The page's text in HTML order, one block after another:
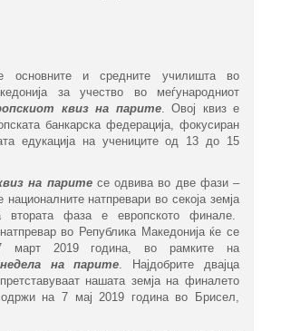
основните и средните училишта во
за учество во меѓународниот
квиз на парите. Овој квиз е
банкарска федерација, фокусиран
едукација на учениците од 13 до 15
на паритесе одвива во две фази –
натпревари во секоја земја
втората фаза е европското финале.
во Република Македонија ќе се
март 2019 година, во рамките на
на парите. Најдобрите двајца
нашата земја на финалето
на 7 мај 2019 година во Брисел,